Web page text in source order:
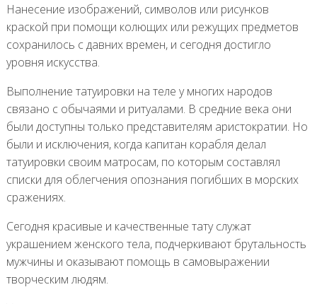
Нанесение изображений, символов или рисунков
краской при помощи колющих или режущих предметов
сохранилось с давних времен, и сегодня достигло
уровня искусства.
Выполнение татуировки на теле у многих народов
связано с обычаями и ритуалами. В средние века они
были доступны только представителям аристократии. Но
были и исключения, когда капитан корабля делал
татуировки своим матросам, по которым составлял
списки для облегчения опознания погибших в морских
сражениях.
Сегодня красивые и качественные тату служат
украшением женского тела, подчеркивают брутальность
мужчины и оказывают помощь в самовыражении
творческим людям.